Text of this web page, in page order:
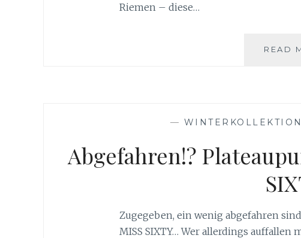
Riemen – diese…
READ
—
Abgefahren!?
Zugegeben, ein wenig abgefahren
MISS SIXTY… Wer allerdings auffallen